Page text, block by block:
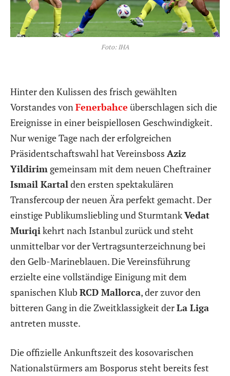
Foto: IHA
Hinter den Kulissen des frisch gewählten
Vorstandes von Fenerbahce überschlagen sich die
Ereignisse in einer beispiellosen Geschwindigkeit.
Nur wenige Tage nach der erfolgreichen
Präsidentschaftswahl hat Vereinsboss Aziz
Yildirim gemeinsam mit dem neuen Cheftrainer
Ismail Kartal den ersten spektakulären
Transfercoup der neuen Ära perfekt gemacht. Der
einstige Publikumsliebling und SturmtankVedat
Muriqi kehrt nach Istanbul zurück und steht
unmittelbar vor der Vertragsunterzeichnung bei
den Gelb-Marineblauen. Die Vereinsführung
erzielte eine vollständige Einigung mit dem
spanischen Klub RCD Mallorca, der zuvor den
bitteren Gang in die Zweitklassigkeit derLa Liga
antreten musste.
Die offizielle Ankunftszeit des kosovarischen
Nationalstürmers am Bosporus steht bereits fest